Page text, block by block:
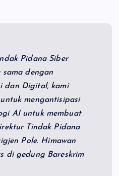
Pidana Siber
sama dengan
dan Digital, kami
mengantisipasi
AI untuk membuat
Tindak Pidana
Pole. Himawan
di gedung Bareskrim